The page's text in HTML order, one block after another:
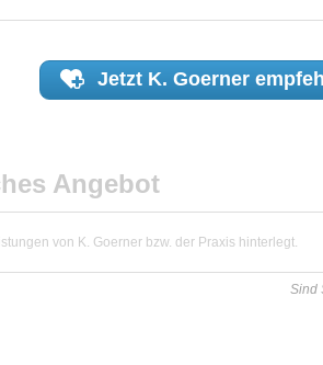
Jetzt K. Goerner
Angebot
von K. Goerner bzw. der Praxis hinterlegt.
Sind